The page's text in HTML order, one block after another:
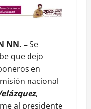
NN. –Se
que dejo
en
nacional
,
al presidente